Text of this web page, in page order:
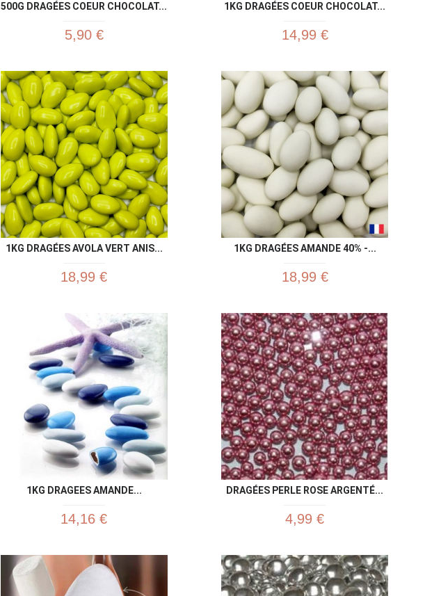
500G DRAGÉES COEUR CHOCOLAT...
5,90 €
1KG DRAGÉES COEUR CHOCOLAT...
14,99 €
Aperçu rapide
1KG DRAGÉES AVOLA VERT ANIS...
18,99 €
Aperçu rapide
1KG DRAGÉES AMANDE 40% -...
18,99 €
Aperçu rapide
1KG DRAGEES AMANDE...
14,16 €
Aperçu rapide
DRAGÉES PERLE ROSE ARGENTÉ...
4,99 €
 Aperçu rapide Aperçu rapide